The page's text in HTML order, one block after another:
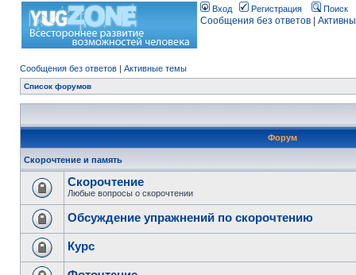
Вход Регистрация Поиск
Сообщения без ответов
Сообщения без ответов | Активные темы
Список форумов
Форум
Скорочтение и память
Скорочтение
Любые вопросы о скорочтении
Обсуждение упражнений по скорочтению
Курс